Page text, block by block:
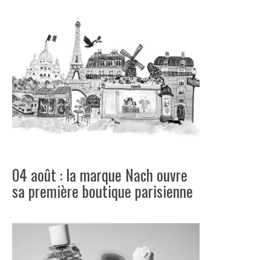
04 août : la marque Nach ouvre
sa première boutique parisienne